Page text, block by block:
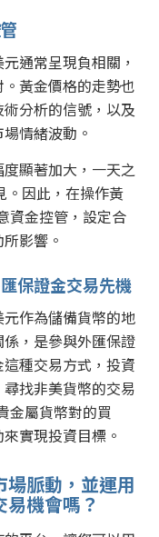
通常呈現負相關，
黃金價格的走勢也
分析的信號，以及
情緒波動。
顯著加大，一天之
。因此，在操作黃
資金控管，設定合
影響。
保證金交易先機
作為儲備貨幣的地
，是參與外匯保證
種交易方式，投資
找非美貨幣的交易
金屬貨幣對的買
實現投資目標。
脈動，並運用
機會嗎？